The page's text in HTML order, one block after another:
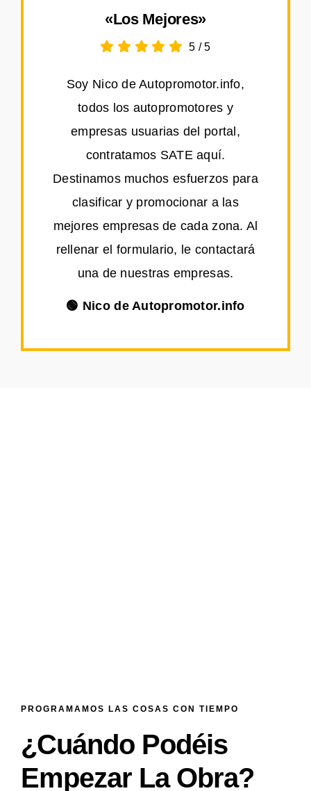
«Los Mejores»
5 /5
Soy Nico de Autopromotor.info,
todos los autopromotores y
empresas usuarias del portal,
contratamos SATE aquí.
Destinamos muchos esfuerzos para
clasificar y promocionar a las
mejores empresas de cada zona. Al
rellenar el formulario, le contactará
una de nuestras empresas.
🟢 Nico de Autopromotor.info
PROGRAMAMOS LAS COSAS CON TIEMPO
¿Cuándo Podéis
Empezar La Obra?